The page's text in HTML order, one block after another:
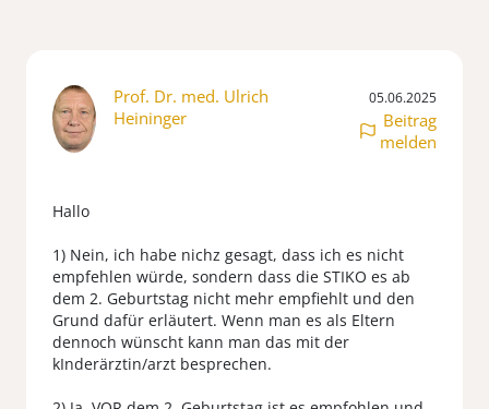
Prof. Dr. med. Ulrich
Heininger
05.06.2025
Beitrag
melden
Hallo
1) Nein, ich habe nichz gesagt, dass ich es nicht
empfehlen würde, sondern dass die STIKO es ab
dem 2. Geburtstag nicht mehr empfiehlt und den
Grund dafür erläutert. Wenn man es als Eltern
dennoch wünscht kann man das mit der
kInderärztin/arzt besprechen.